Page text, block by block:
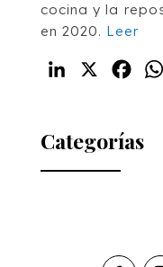
cocina y la
en 2020. Leer
LinkedIn
Categorías